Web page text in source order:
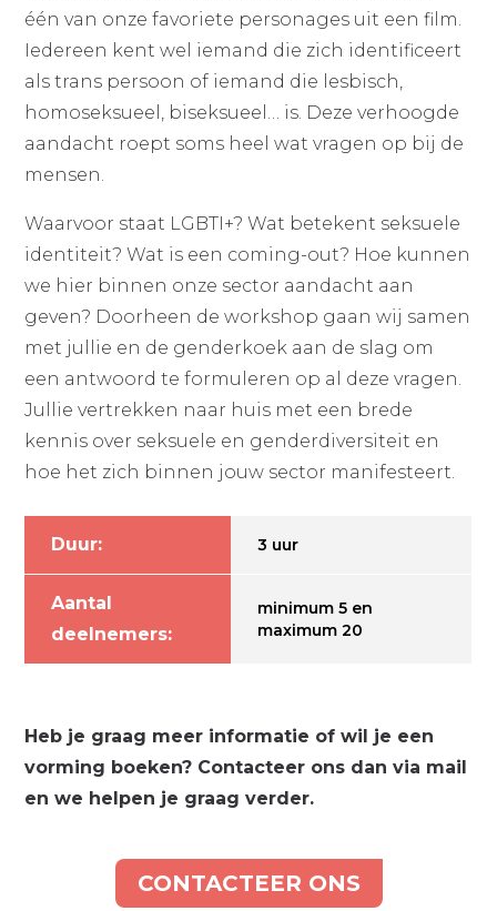
één van onze favoriete personages uit een film.
Iedereen kent wel iemand die zich identificeert
als trans persoon of iemand die lesbisch,
homoseksueel, biseksueel… is. Deze verhoogde
aandacht roept soms heel wat vragen op bij de
mensen.
Waarvoor staat LGBTI+? Wat betekent seksuele
identiteit? Wat is een coming-out? Hoe kunnen
we hier binnen onze sector aandacht aan
geven? Doorheen de workshop gaan wij samen
met jullie en de genderkoek aan de slag om
een antwoord te formuleren op al deze vragen.
Jullie vertrekken naar huis met een brede
kennis over seksuele en genderdiversiteit en
hoe het zich binnen jouw sector manifesteert.
Duur: 3 uur
Aantal
deelnemers:
minimum 5 en
maximum 20
Heb je graag meer informatie of wil je een
vorming boeken? Contacteer ons dan via mail
en we helpen je graag verder.
CONTACTEER ONS